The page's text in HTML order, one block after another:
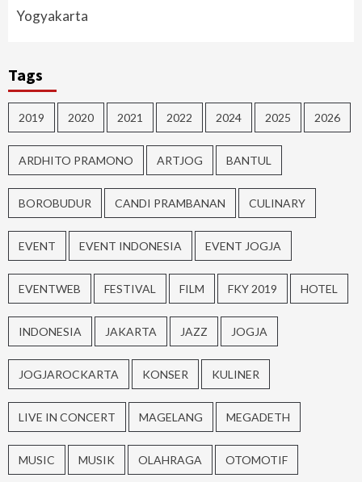
Yogyakarta
Tags
2019 2020 2021 2022 2024 2025 2026
ARDHITO PRAMONO ARTJOG BANTUL
BOROBUDUR CANDI PRAMBANAN CULINARY
EVENT EVENT INDONESIA EVENT JOGJA
EVENTWEB FESTIVAL FILM FKY 2019 HOTEL
INDONESIA JAKARTA JAZZ JOGJA
JOGJAROCKARTA KONSER KULINER
LIVE IN CONCERT MAGELANG MEGADETH
MUSIC MUSIK OLAHRAGA OTOMOTIF